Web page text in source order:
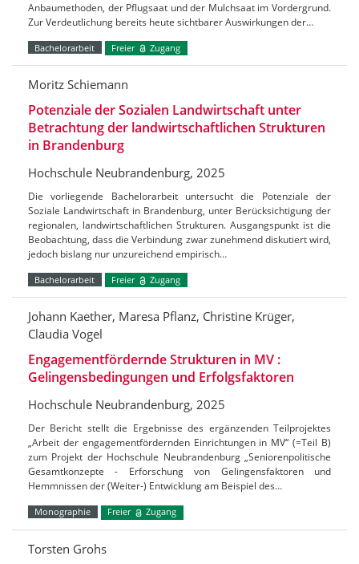
Anbaumethoden, der Pflugsaat und der Mulchsaat im Vordergrund.
Zur Verdeutlichung bereits heute sichtbarer Auswirkungen der…
Bachelorarbeit Freier Zugang
Moritz Schiemann
Potenziale der Sozialen Landwirtschaft unter
Betrachtung der landwirtschaftlichen Strukturen
in Brandenburg
Hochschule Neubrandenburg, 2025
Die vorliegende Bachelorarbeit untersucht die Potenziale der
Soziale Landwirtschaft in Brandenburg, unter Berücksichtigung der
regionalen, landwirtschaftlichen Strukturen. Ausgangspunkt ist die
Beobachtung, dass die Verbindung zwar zunehmend diskutiert wird,
jedoch bislang nur unzureichend empirisch…
Bachelorarbeit Freier Zugang
Johann Kaether, Maresa Pflanz, Christine Krüger,
Claudia Vogel
Engagementfördernde Strukturen in MV :
Gelingensbedingungen und Erfolgsfaktoren
Hochschule Neubrandenburg, 2025
Der Bericht stellt die Ergebnisse des ergänzenden Teilprojektes
„Arbeit der engagementfördernden Einrichtungen in MV“ (=Teil B)
zum Projekt der Hochschule Neubrandenburg „Seniorenpolitische
Gesamtkonzepte - Erforschung von Gelingensfaktoren und
Hemmnissen der (Weiter-) Entwicklung am Beispiel des…
Monographie Freier Zugang
Torsten Grohs